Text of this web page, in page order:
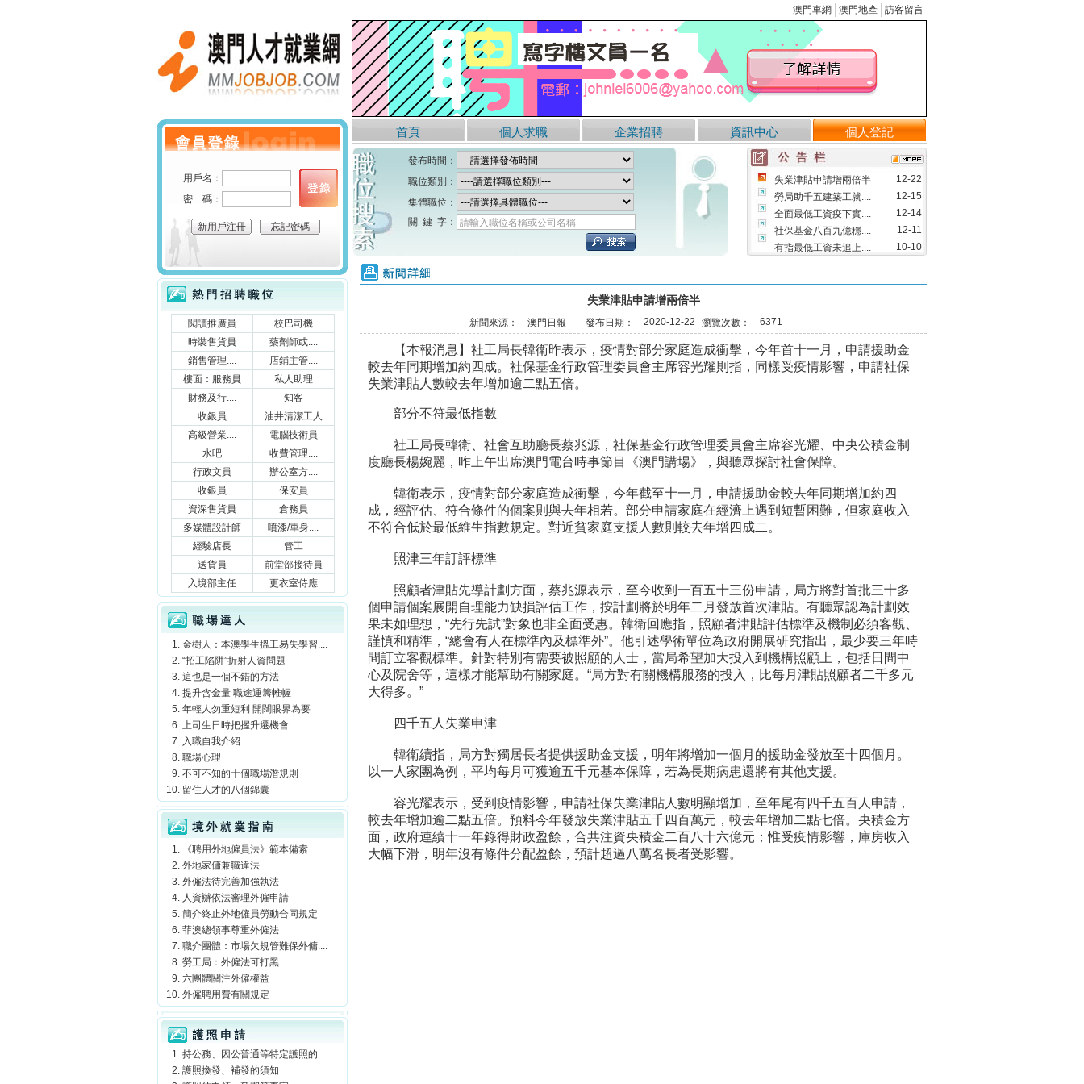
訪客留言
澳門地產
澳門車網
首頁 個人求職 企業招聘 資訊中心 個人登記
發布時間：
職位類別：
集體職位：
關 鍵 字：
請輸入職位名稱或公司名稱
失業津貼申請增兩倍半
12-22
勞局助千五建築工就....
12-15
全面最低工資疫下實....
12-14
社保基金八百九億穩....
12-11
有指最低工資未追上....
10-10
市場利好 成交量料回升
「民眾講壇」指最低工....
03-25
二月份消費物價指數....
03-25
今年5月至7月總體失....
澳今明年經濟健康 通....
五月份參團旅客按年....
全面最低工資須盡快立法
06-19
去年失業率百分二 今....
01-31
經濟復甦消費增 內需....
01-31
最低工資法明年草擬
12-27
新聞詳細
失業津貼申請增兩倍半
新聞來源： 澳門日報 發布日期： 2020-12-22 瀏覽次數： 6371
【本報消息】社工局長韓衛昨表示，疫情對部分家庭造成衝擊，今年首十一月，申請援助金
較去年同期增加約四成。社保基金行政管理委員會主席容光耀則指，同樣受疫情影響，申請社保
失業津貼人數較去年增加逾二點五倍。
部分不符最低指數
社工局長韓衛、社會互助廳長蔡兆源，社保基金行政管理委員會主席容光耀、中央公積金制
度廳長楊婉麗，昨上午出席澳門電台時事節目《澳門講場》，與聽眾探討社會保障。
韓衛表示，疫情對部分家庭造成衝擊，今年截至十一月，申請援助金較去年同期增加約四
成，經評估、符合條件的個案則與去年相若。部分申請家庭在經濟上遇到短暫困難，但家庭收入
不符合低於最低維生指數規定。對近貧家庭支援人數則較去年增四成二。
照津三年訂評標準
照顧者津貼先導計劃方面，蔡兆源表示，至今收到一百五十三份申請，局方將對首批三十多
個申請個案展開自理能力缺損評估工作，按計劃將於明年二月發放首次津貼。有聽眾認為計劃效
果未如理想，“先行先試”對象也非全面受惠。韓衛回應指，照顧者津貼評估標準及機制必須客觀、
謹慎和精準，“總會有人在標準內及標準外”。他引述學術單位為政府開展研究指出，最少要三年時
間訂立客觀標準。針對特別有需要被照顧的人士，當局希望加大投入到機構照顧上，包括日間中
心及院舍等，這樣才能幫助有關家庭。“局方對有關機構服務的投入，比每月津貼照顧者二千多元
大得多。”
四千五人失業申津
韓衛續指，局方對獨居長者提供援助金支援，明年將增加一個月的援助金發放至十四個月。
以一人家團為例，平均每月可獲逾五千元基本保障，若為長期病患還將有其他支援。
容光耀表示，受到疫情影響，申請社保失業津貼人數明顯增加，至年尾有四千五百人申請，
較去年增加逾二點五倍。預料今年發放失業津貼五千四百萬元，較去年增加二點七倍。央積金方
面，政府連續十一年錄得財政盈餘，合共注資央積金二百八十六億元；惟受疫情影響，庫房收入
大幅下滑，明年沒有條件分配盈餘，預計超過八萬名長者受影響。
個人會員登錄
用戶名：
密 碼：
新用戶注冊 忘記密碼
熱門招聘職位
閱讀推廣員
校巴司機
時裝售貨員
藥劑師或....
銷售管理....
店鋪主管....
樓面：服務員
私人助理
財務及行....
知客
收銀員
油井清潔工人
高級營業....
電腦技術員
水吧
收費管理....
行政文員
辦公室方....
收銀員
保安員
資深售貨員
倉務員
多媒體設計師
噴漆/車身....
經驗店長
管工
送貨員
前堂部接待員
入境部主任
更衣室侍應
職場達人
金樹人：本澳學生搵工易失學習....
“招工陷阱”折射人資問題
這也是一個不錯的方法
提升含金量 職途運籌帷幄
年輕人勿重短利 開闊眼界為要
上司生日時把握升遷機會
入職自我介紹
職場心理
不可不知的十個職場潛規則
留住人才的八個錦囊
境外就業指南
《聘用外地僱員法》範本備索
外地家傭兼職違法
外僱法待完善加強執法
人資辦依法審理外僱申請
簡介終止外地僱員勞動合同規定
菲澳總領事尊重外僱法
職介團體：市場欠規管難保外傭....
勞工局：外僱法可打黑
六團體關注外僱權益
外僱聘用費有關規定
護照申請
持公務、因公普通等特定護照的....
護照換發、補發的須知